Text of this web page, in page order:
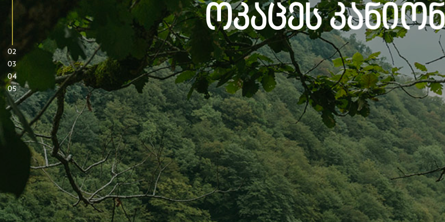
02
03
04
05
Ოკაცეს